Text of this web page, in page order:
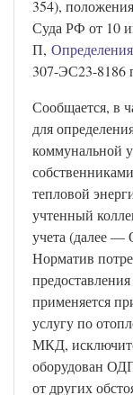
354), положения
Суда РФ от 10
П, Определения
307-ЭС23-8186
Сообщается, в
для
коммунальной
тепловой
учтенный
учета (далее —
Норматив
применяется
услугу по
МКД,
оборудован
от других